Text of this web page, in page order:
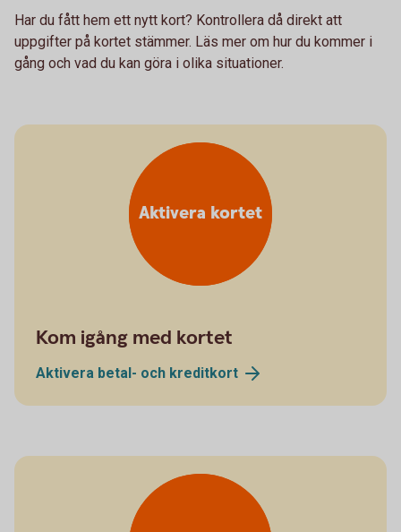
Har du fått hem ett nytt kort? Kontrollera då direkt att
uppgifter på kortet stämmer. Läs mer om hur du kommer i
gång och vad du kan göra i olika situationer.
Aktivera kortet
Kom igång med kortet
Aktivera betal- och kreditkort